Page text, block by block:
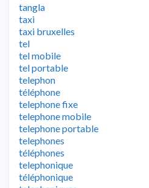
tangla
taxi
taxi bruxelles
tel
tel mobile
tel portable
telephon
téléphone
telephone fixe
telephone mobile
telephone portable
telephones
téléphones
telephonique
téléphonique